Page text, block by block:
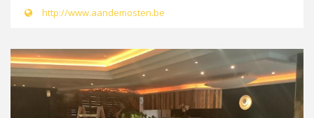
http://www.aandemosten.be